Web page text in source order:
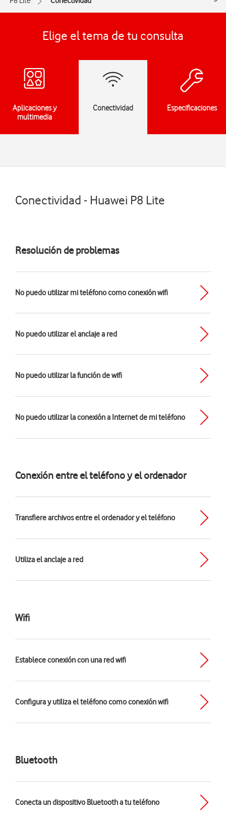
Elige el tema de tu consulta
Aplicaciones y
multimedia
Conectividad Especificaciones
Conectividad - Huawei P8 Lite
Resolución de problemas
No puedo utilizar mi teléfono como conexión wifi
No puedo utilizar el anclaje a red
No puedo utilizar la función de wifi
No puedo utilizar la conexión a Internet de mi teléfono
Conexión entre el teléfono y el ordenador
Transfiere archivos entre el ordenador y el teléfono
Utiliza el anclaje a red
Wifi
Establece conexión con una red wifi
Configura y utiliza el teléfono como conexión wifi
Bluetooth
Conecta un dispositivo Bluetooth a tu teléfono